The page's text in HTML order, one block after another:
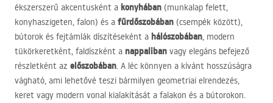
ékszerszerű akcentusként a konyhában (munkalap felett,
konyhaszigeten, falon) és a fürdőszobában (csempék között),
bútorok és fejtámlák díszítéseként a hálószobában, modern
tükörkeretként, faldíszként a nappaliban vagy elegáns befejező
részletként az előszobában. A léc könnyen a kívánt hosszúságra
vágható, ami lehetővé teszi bármilyen geometriai elrendezés,
keret vagy modern vonal kialakítását a falakon és a bútorokon.